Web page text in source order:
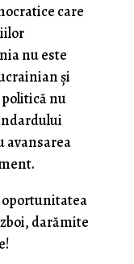
care
nu este
şi
nu
avansarea
oportunitatea
darămite